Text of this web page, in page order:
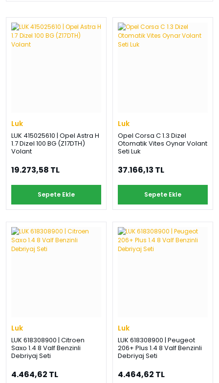
Luk
LUK 415025610 | Opel Astra H
1.7 Dizel 100 BG (Z17DTH)
Volant
19.273,58 TL
Sepete Ekle
Luk
Opel Corsa C 1.3 Dizel
Otomatik Vites Oynar Volant
Seti Luk
37.166,13 TL
Sepete Ekle
Luk
LUK 618308900 | Citroen
Saxo 1.4 8 Valf Benzinli
Debriyaj Seti
4.464,62 TL
Luk
LUK 618308900 | Peugeot
206+ Plus 1.4 8 Valf Benzinli
Debriyaj Seti
4.464,62 TL